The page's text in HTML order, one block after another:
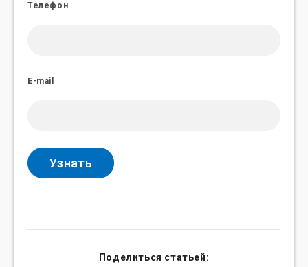
Телефон
E-mail
Поделиться статьей: